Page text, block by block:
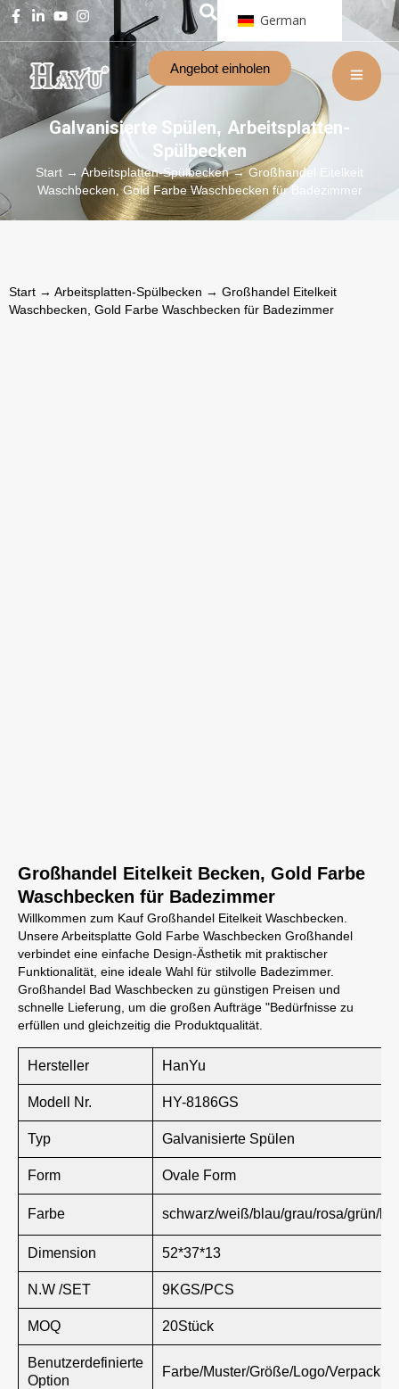
German
Angebot einholen
Galvanisierte Spülen, Arbeitsplatten-
Spülbecken
Start → Arbeitsplatten-Spülbecken→ Großhandel Eitelkeit
Waschbecken, Gold Farbe Waschbecken für Badezimmer
Start → Arbeitsplatten-Spülbecken → Großhandel Eitelkeit
Waschbecken, Gold Farbe Waschbecken für Badezimmer
Großhandel Eitelkeit Becken, Gold Farbe
Waschbecken für Badezimmer
Willkommen zum Kauf Großhandel Eitelkeit Waschbecken.
Unsere Arbeitsplatte Gold Farbe Waschbecken Großhandel
verbindet eine einfache Design-Ästhetik mit praktischer
Funktionalität, eine ideale Wahl für stilvolle Badezimmer.
Großhandel Bad Waschbecken zu günstigen Preisen und
schnelle Lieferung, um die großen Aufträge "Bedürfnisse zu
erfüllen und gleichzeitig die Produktqualität.
Hersteller HanYu
Modell Nr. HY-8186GS
Typ Galvanisierte Spülen
Form Ovale Form
Farbe schwarz/weiß/blau/grau/rosa/grün/
Dimension 52*37*13
N.W /SET 9KGS/PCS
MOQ 20Stück
Benutzerdefinierte
Option
Farbe/Muster/Größe/Logo/